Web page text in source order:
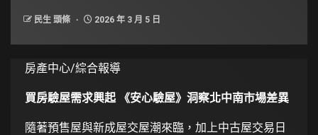
民生 頭條 2026 年 3 月 5 日
房產中心/綜合報導
買房驗屋需求興起 《安心驗屋》洞察北中南市場差異
隨著預售屋與新成屋交屋潮來臨，加上中古屋交易日